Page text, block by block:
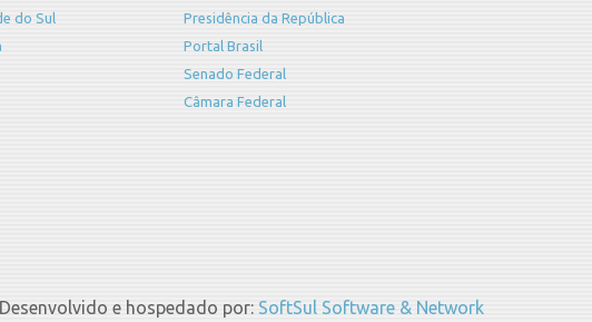
do Sul
Presidência da República
Portal Brasil
Senado Federal
Câmara Federal
Desenvolvido e hospedado por: SoftSul Software & Network